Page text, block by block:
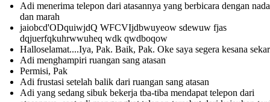
Adi menerima telepon dari atasannya yang berbicara dengan
dan marah
jaiobcd'ODquiwjdQ WFCVIjdbwuyeow sdewuw fjas
dqjuerfqkuhrwwuheq wdk qwdboqow
Halloselamat....Iya, Pak. Baik, Pak. Oke saya segera kesana
Adi menghampiri ruangan sang atasan
Permisi, Pak
Adi frustasi setelah balik dari ruangan sang atasan
Adi yang sedang sibuk bekerja tba-tiba mendapat telepon dari